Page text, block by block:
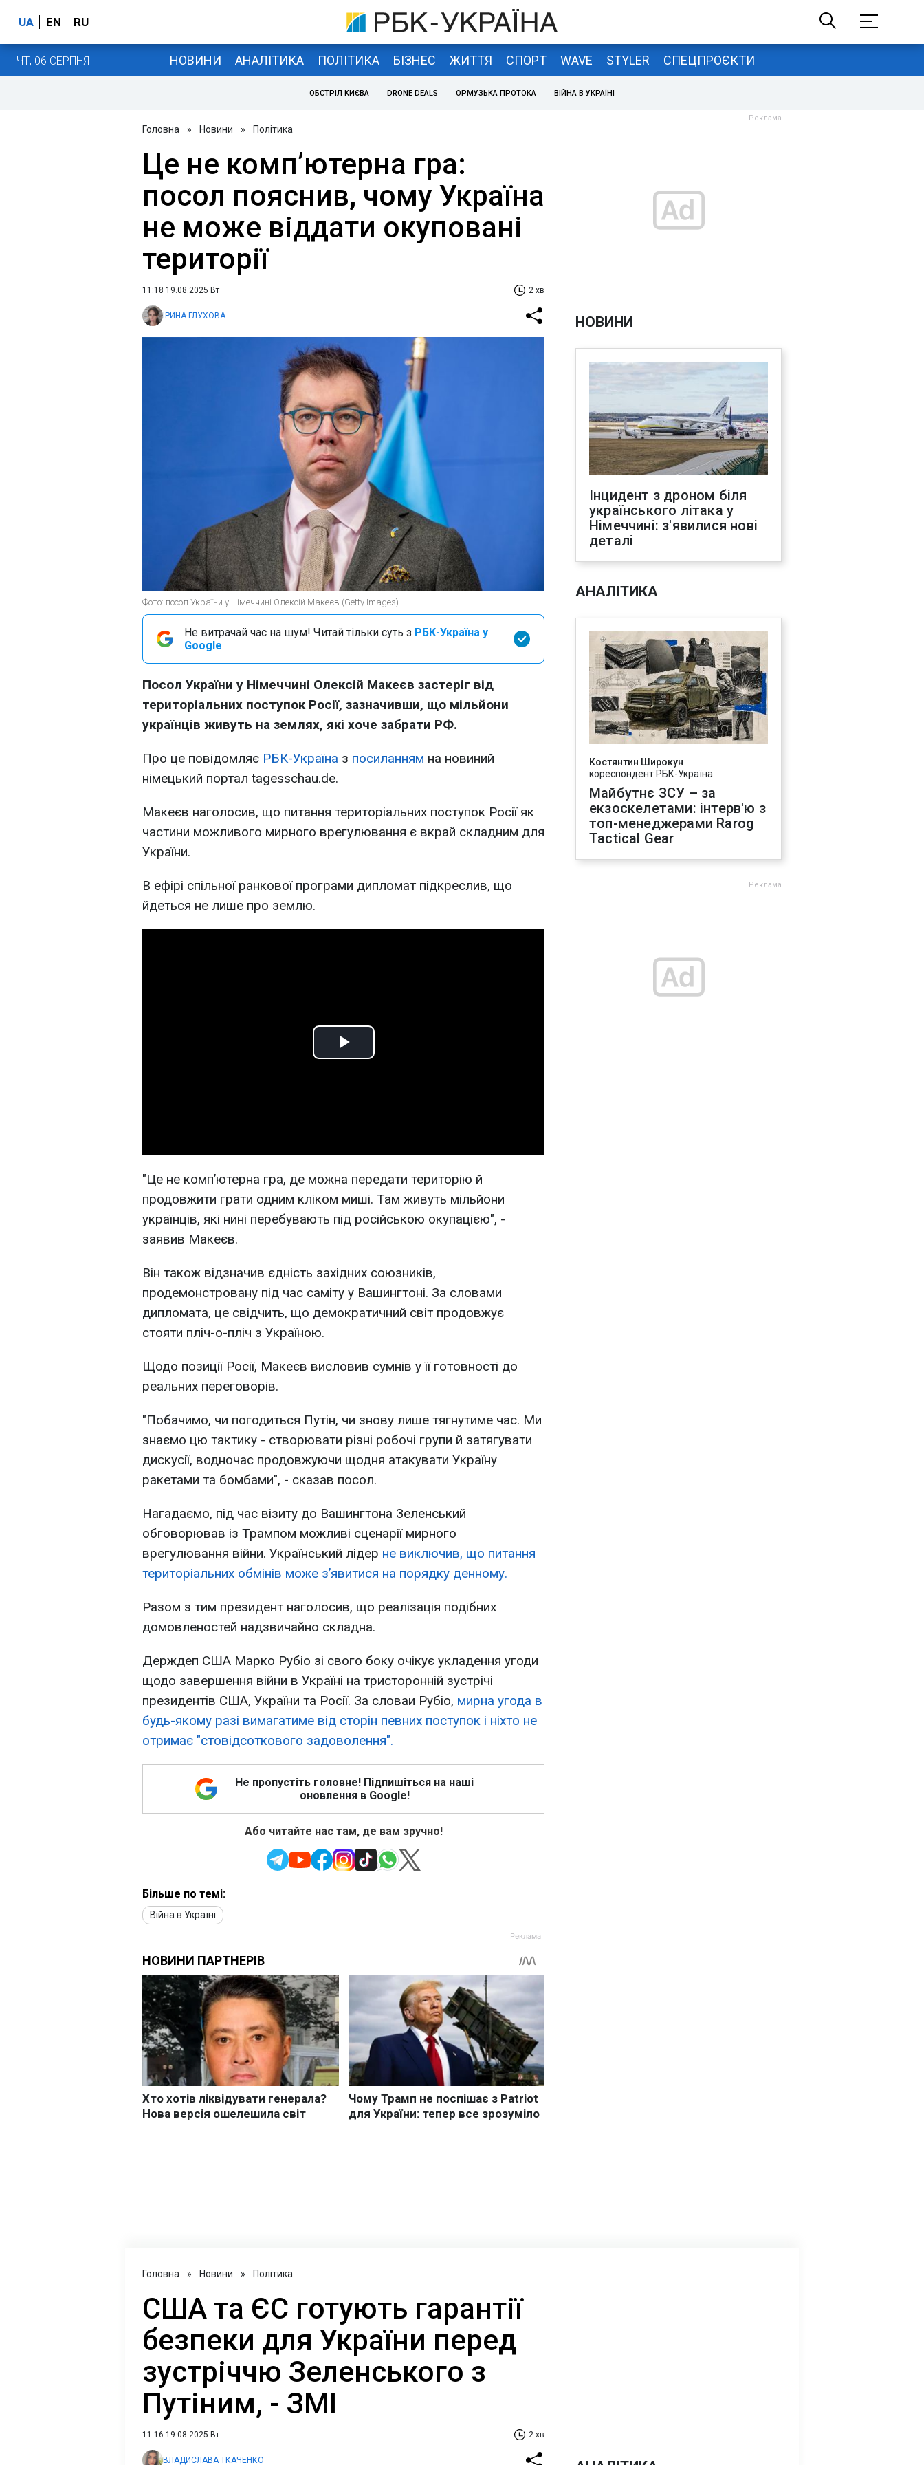
UA EN RU
ЧТ, 06 СЕРПНЯ НОВИНИ АНАЛІТИКА ПОЛІТИКА БІЗНЕС ЖИТТЯ СПОРТ WAVE STYLER СПЕЦПРОЄКТИ
ОБСТРІЛ КИЄВА DRONE DEALS ОРМУЗЬКА ПРОТОКА ВІЙНА В УКРАЇНІ
Головна » Новини » Політика
Це не комп’ютерна гра:
посол пояснив, чому Україна
не може віддати окуповані
території
11:18 19.08.2025 Вт 2 хв
ІРИНА ГЛУХОВА
Фото: посол України у Німеччині Олексій Макеєв (Getty Images)
Не витрачай час на шум! Читай тільки суть з РБК-Україна у
Google
Посол України у Німеччині Олексій Макеєв застеріг від
територіальних поступок Росії, зазначивши, що мільйони
українців живуть на землях, які хоче забрати РФ.
Про це повідомляє РБК-Україна з посиланням на новиний
німецький портал tagesschau.de.
Макеєв наголосив, що питання територіальних поступок Росії як
частини можливого мирного врегулювання є вкрай складним для
України.
В ефірі спільної ранкової програми дипломат підкреслив, що
йдеться не лише про землю.
Play
"Це не комп’ютерна гра, де можна передати територію й
продовжити грати одним кліком миші. Там живуть мільйони
українців, які нині перебувають під російською окупацією", -
заявив Макеєв.
Він також відзначив єдність західних союзників,
продемонстровану під час саміту у Вашингтоні. За словами
дипломата, це свідчить, що демократичний світ продовжує
стояти пліч-о-пліч з Україною.
Щодо позиції Росії, Макеєв висловив сумнів у її готовності до
реальних переговорів.
"Побачимо, чи погодиться Путін, чи знову лише тягнутиме час. Ми
знаємо цю тактику - створювати різні робочі групи й затягувати
дискусії, водночас продовжуючи щодня атакувати Україну
ракетами та бомбами", - сказав посол.
Нагадаємо, під час візиту до Вашингтона Зеленський
обговорював із Трампом можливі сценарії мирного
врегулювання війни. Український лідер не виключив, що питання
територіальних обмінів може з’явитися на порядку денному.
Разом з тим президент наголосив, що реалізація подібних
домовленостей надзвичайно складна.
Держдеп США Марко Рубіо зі свого боку очікує укладення угоди
щодо завершення війни в Україні на тристоронній зустрічі
президентів США, України та Росії. За словаи Рубіо, мирна угода в
будь-якому разі вимагатиме від сторін певних поступок і ніхто не
отримає "стовідсоткового задоволення".
Не пропустіть головне! Підпишіться на наші
оновлення в Google!
Або читайте нас там, де вам зручно!
Більше по темі:
Війна в Україні
НОВИНИ
Інцидент з дроном біля
українського літака у
Німеччині: з'явилися нові
деталі
АНАЛІТИКА
Костянтин Широкун
кореспондент РБК-Україна
Майбутнє ЗСУ – за
екзоскелетами: інтерв'ю з
топ-менеджерами Rarog
Tactical Gear
Головна » Новини » Політика
США та ЄС готують гарантії
безпеки для України перед
зустріччю Зеленського з
Путіним, - ЗМІ
11:16 19.08.2025 Вт 2 хв
ВЛАДИСЛАВА ТКАЧЕНКО